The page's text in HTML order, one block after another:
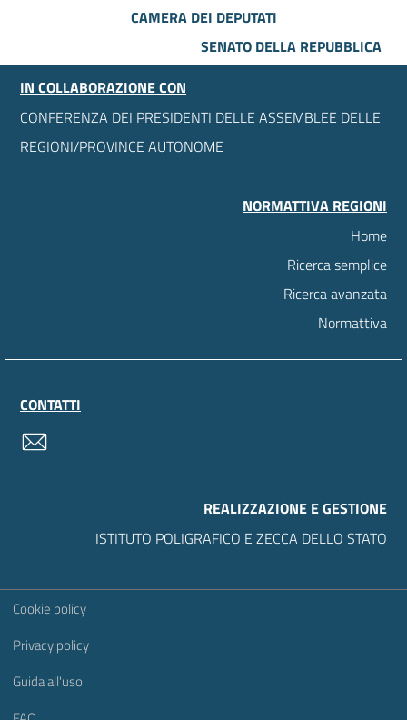
CAMERA DEI DEPUTATI
SENATO DELLA REPUBBLICA
IN COLLABORAZIONE CON
CONFERENZA DEI PRESIDENTI DELLE ASSEMBLEE DELLE
REGIONI/PROVINCE AUTONOME
NORMATTIVA REGIONI
Home
Ricerca semplice
Ricerca avanzata
Normattiva
CONTATTI
REALIZZAZIONE E GESTIONE
ISTITUTO POLIGRAFICO E ZECCA DELLO STATO
Sezione Link Utili
Cookie policy
Privacy policy
Guida all'uso